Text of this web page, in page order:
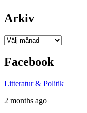
Arkiv
Arkiv
Facebook
Litteratur & Politik
2 months ago